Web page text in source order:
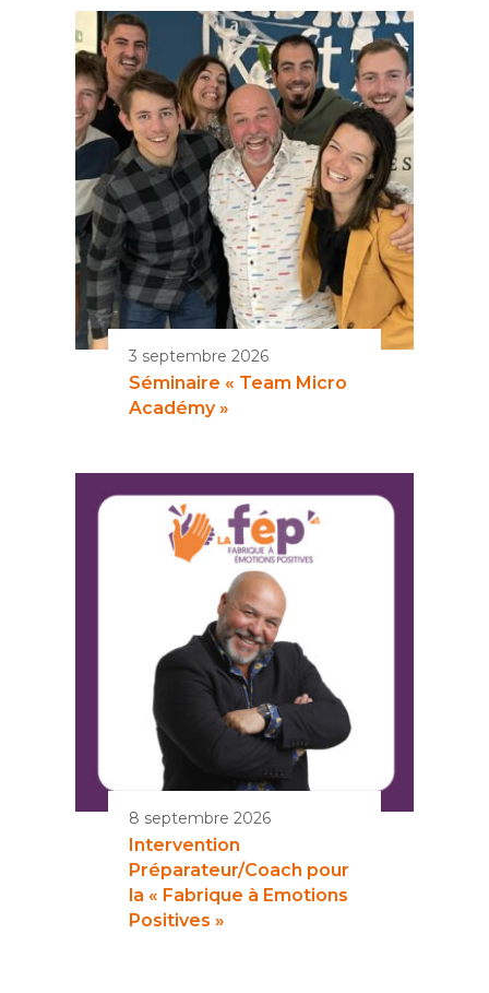
3 septembre 2026
Séminaire « Team Micro
Académy »
8 septembre 2026
Intervention
Préparateur/Coach pour
la « Fabrique à Emotions
Positives »